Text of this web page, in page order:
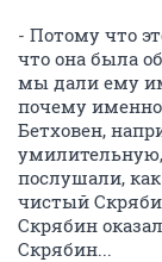
- Потому что
что она была
мы дали ему
почему
Бетховен,
послушали,
чистый
Скрябин
Скрябин...